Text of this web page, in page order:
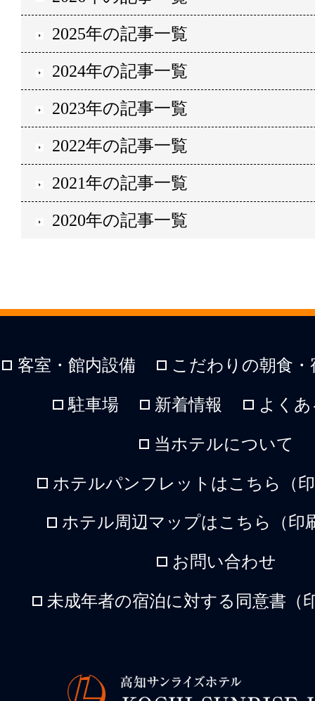
2025年の記事一覧
2024年の記事一覧
2023年の記事一覧
2022年の記事一覧
2021年の記事一覧
2020年の記事一覧
客室・館内設備 こだわりの朝食
駐車場 新着情報 よく
当ホテルについて
ホテルパンフレットはこちら（
ホテル周辺マップはこちら（印
お問い合わせ
未成年者の宿泊に対する同意書（